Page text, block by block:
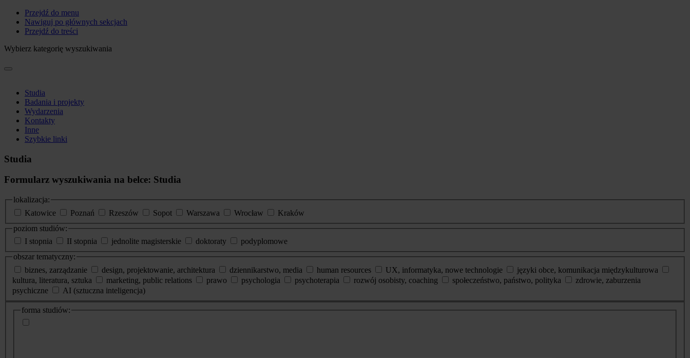
Przejdź do menu
Nawiguj po głównych sekcjach
Przejdź do treści
Wybierz kategorię wyszukiwania
Studia
Badania i projekty
Wydarzenia
Kontakty
Inne
Szybkie linki
Studia
Formularz wyszukiwania na belce: Studia
lokalizacja:
Katowice
Poznań Rzeszów Sopot Warszawa Wrocław
Kraków
poziom studiów:
I stopnia
II stopnia jednolite magisterskie doktoraty
podyplomowe
obszar tematyczny:
biznes, zarządzanie
design, projektowanie, architektura dziennikarstwo, media human resources UX, informatyka, nowe technologie
języki obce, komunikacja międzykulturowa
kultura, literatura, sztuka
marketing, public relations prawo psychologia psychoterapia rozwój osobisty, coaching społeczeństwo, państwo, polityka
zdrowie, zaburzenia
psychiczne
AI (sztuczna inteligencja)
dodatkowe
informacje
forma studiów: